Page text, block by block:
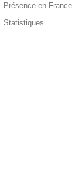
Présence en France
Statistiques